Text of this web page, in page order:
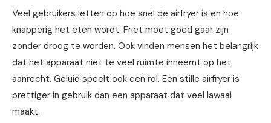
Veel gebruikers letten op hoe snel de airfryer is en hoe
knapperig het eten wordt. Friet moet goed gaar zijn
zonder droog te worden. Ook vinden mensen het belangrijk
dat het apparaat niet te veel ruimte inneemt op het
aanrecht. Geluid speelt ook een rol. Een stille airfryer is
prettiger in gebruik dan een apparaat dat veel lawaai
maakt.